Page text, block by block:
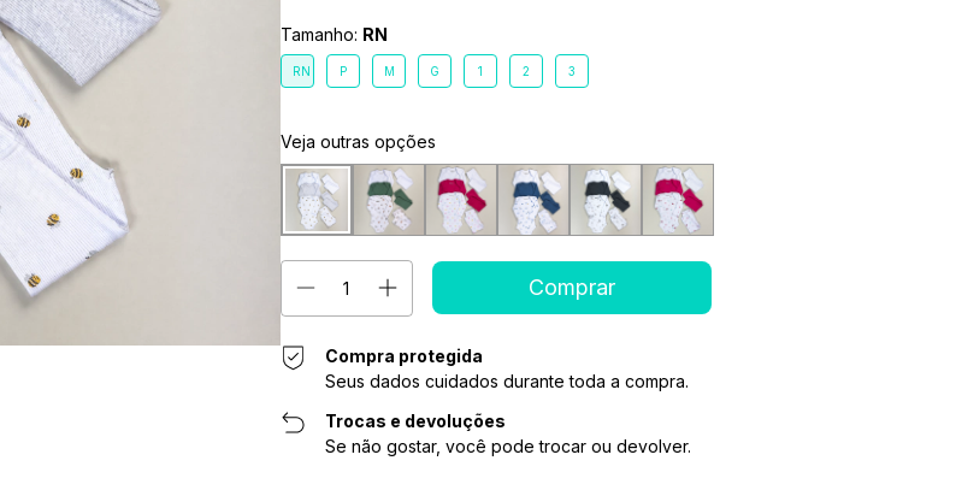
Tamanho: RN
RN P M G 1 2 3
Veja outras opções
Compra protegida
Seus dados cuidados durante toda a compra.
Trocas e devoluções
Se não gostar, você pode trocar ou devolver.